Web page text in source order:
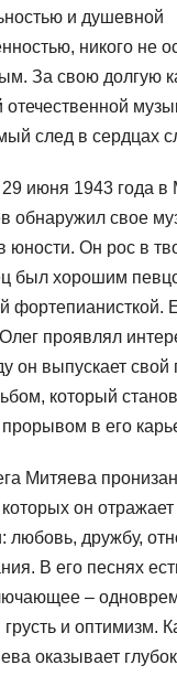
и душевной
никого не
За свою долгую
отечественной
след в сердцах
июня 1943 года в
обнаружил свое
юности. Он рос в
был хорошим
фортепианисткой.
проявлял
он выпускает
который
в его
Митяева
которых он
любовь, дружбу,
В его песнях
–
грусть и оптимизм.
оказывает